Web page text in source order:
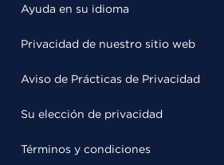
Ayuda en su idioma
Privacidad de nuestro sitio web
Aviso de Prácticas de Privacidad
Su elección de privacidad
Términos y condiciones